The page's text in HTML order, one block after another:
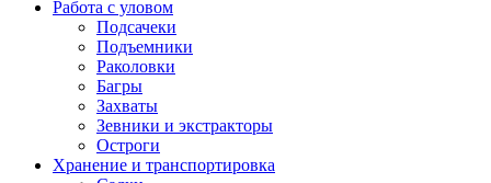
Работа с уловом
Подсачеки
Подъемники
Раколовки
Багры
Захваты
Зевники и экстракторы
Остроги
Хранение и транспортировка